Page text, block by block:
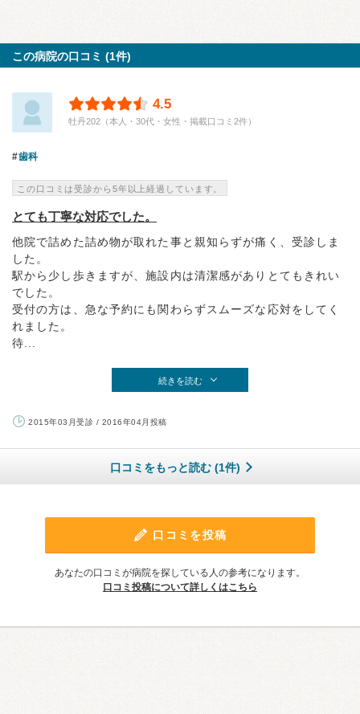
この病院の口コミ (1件)
4.5
牡丹202（本人・30代・女性・掲載口コミ2件）
歯科
この口コミは受診から5年以上経過しています。
とても丁寧な対応でした。
他院で詰めた詰め物が取れた事と親知らずが痛く、受診しま
した。
駅から少し歩きますが、施設内は清潔感がありとてもきれい
でした。
受付の方は、急な予約にも関わらずスムーズな応対をしてく
れました。
待...
続きを読む
2015年03月受診 / 2016年04月投稿
口コミをもっと読む (1件)
口コミを投稿
あなたの口コミが病院を探している人の参考になります。
口コミ投稿について詳しくはこちら